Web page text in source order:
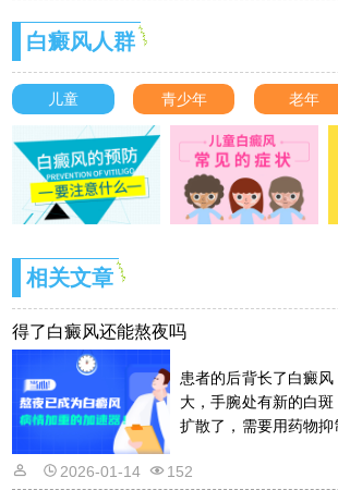
白癜风人群
儿童 青少年 老年
相关文章
得了白癜风还能熬夜吗
患者的后背长了白癜
大，手腕处有新的白
扩散了，需要用药物抑
其反。详情请看文章介
2026-01-14 152